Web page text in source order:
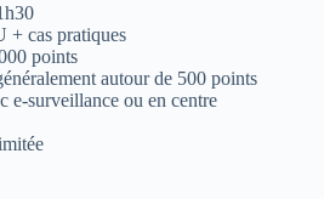
+ cas pratiques
points
autour de 500 points
e-surveillance ou en centre